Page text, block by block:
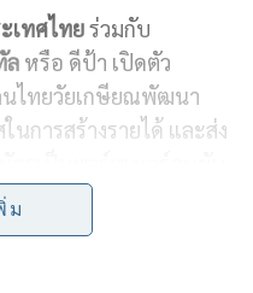
r
e
เทศไทยร่วมกับ
ลหรือ ดีป้า เปิดตัว
นไทยวัยเกษียณพัฒนา
การสร้างรายได้ และส่ง
รือจัดส่งอาหาร-พัสดุ
ยอำนวยความสะดวก-จัด
ม